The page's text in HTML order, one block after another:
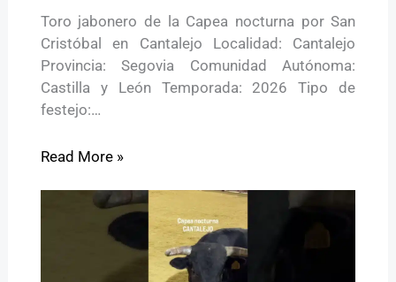
Toro jabonero de la Capea nocturna por San
Cristóbal en Cantalejo Localidad: Cantalejo
Provincia: Segovia Comunidad Autónoma:
Castilla y León Temporada: 2026 Tipo de
festejo:…
Read More »